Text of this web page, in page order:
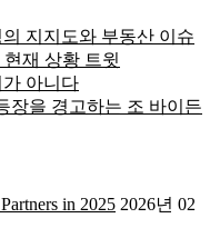
지지도와 부동산 이슈
재 상황 트윗
아니다
장을 경고하는 조 바이든
in 2025 2026년 02